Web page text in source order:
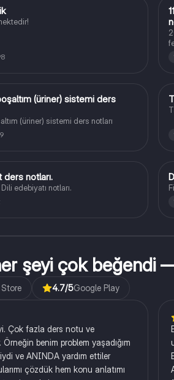
(üriner) sistemi ders
(üriner) sistemi ders notları
ders notları.
edebiyatı notları.
her şeyi çok beğendi
4.7/5Google Play
Çok fazla ders notu ve
Örneğin benim problem yaşadığım
ve ANINDA yardım ettiler
çözdük hem konu anlatımı